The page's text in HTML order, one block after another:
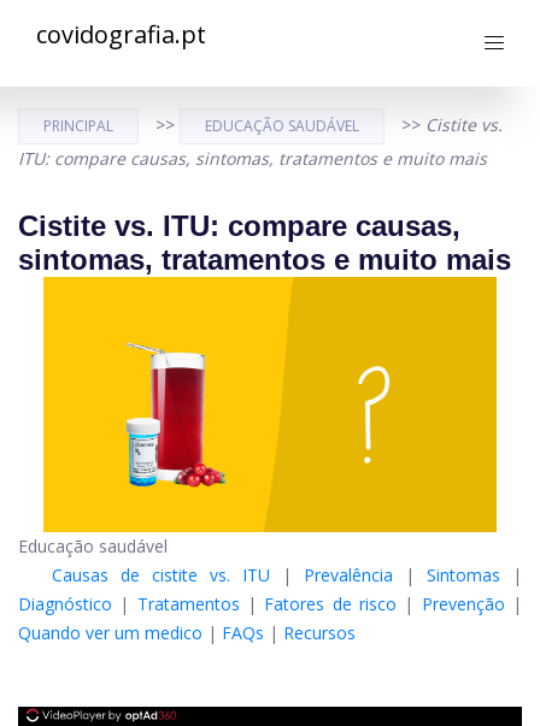
covidografia.pt
PRINCIPAL >> EDUCAÇÃO SAUDÁVEL >> Cistite vs.
ITU: compare causas, sintomas, tratamentos e muito mais
Cistite vs. ITU: compare causas,
sintomas, tratamentos e muito mais
Educação saudável
Causas de cistite vs. ITU | Prevalência | Sintomas |
Diagnóstico | Tratamentos | Fatores de risco | Prevenção |
Quando ver um medico | FAQs | Recursos